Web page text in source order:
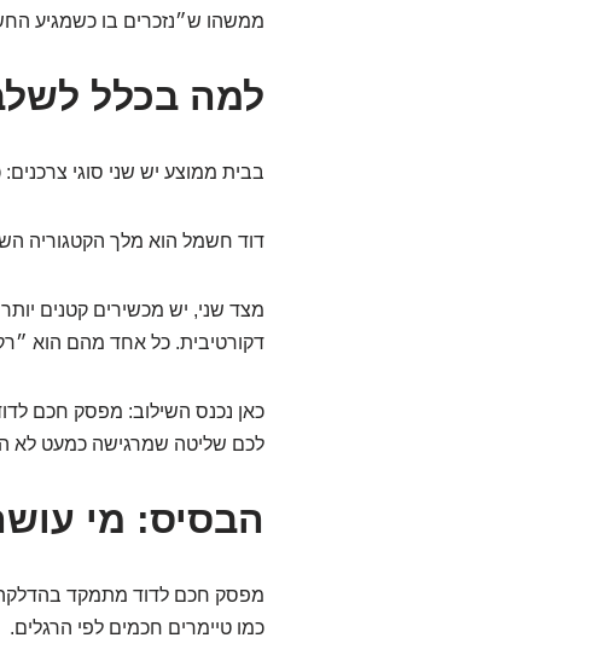
ממשהו ש״נזכרים בו כשמגיע
למה בכלל
בבית ממוצע יש שני סוגי
דוד חשמל הוא מלך הקטגוריה
מצד שני, יש מכשירים קטנים
דקורטיבית. כל אחד מהם הוא
כאן נכנס השילוב: מפסק חכם
לכם שליטה שמרגישה כמעט לא
הבסיס: מי
מפסק חכם לדוד מתמקד בהדלקה
כמו טיימרים חכמים לפי הרגלים.